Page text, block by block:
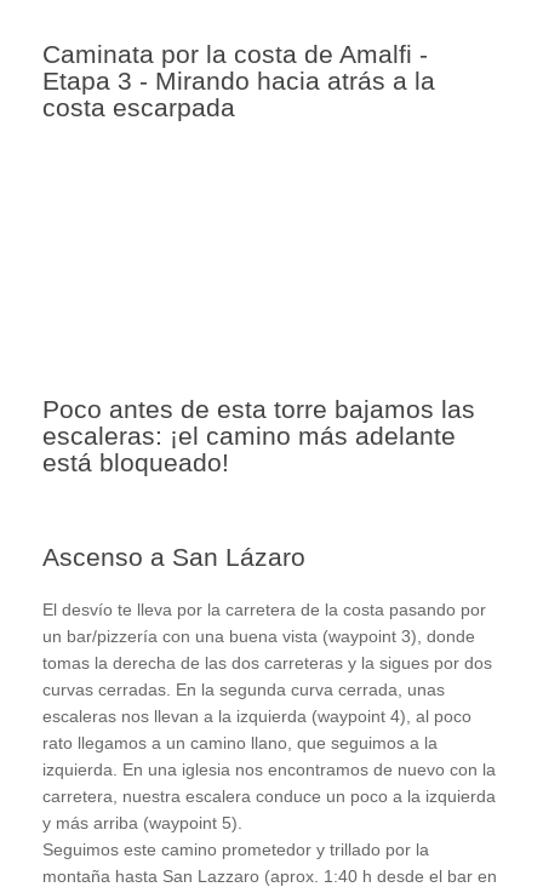
Caminata por la costa de Amalfi -
Etapa 3 - Mirando hacia atrás a la
costa escarpada
Poco antes de esta torre bajamos las
escaleras: ¡el camino más adelante
está bloqueado!
Ascenso a San Lázaro
El desvío te lleva por la carretera de la costa pasando por
un bar/pizzería con una buena vista (waypoint 3), donde
tomas la derecha de las dos carreteras y la sigues por dos
curvas cerradas. En la segunda curva cerrada, unas
escaleras nos llevan a la izquierda (waypoint 4), al poco
rato llegamos a un camino llano, que seguimos a la
izquierda. En una iglesia nos encontramos de nuevo con la
carretera, nuestra escalera conduce un poco a la izquierda
y más arriba (waypoint 5).
Seguimos este camino prometedor y trillado por la
montaña hasta San Lazzaro (aprox. 1:40 h desde el bar en